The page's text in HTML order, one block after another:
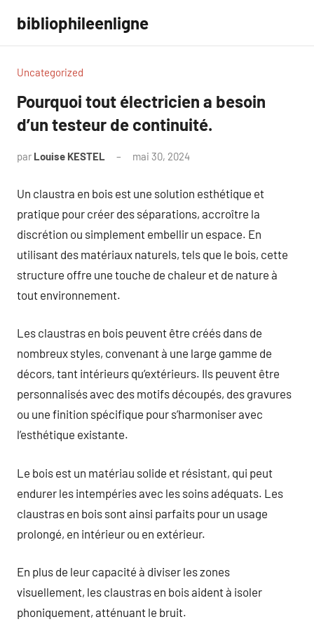
contenu
bibliophileenligne
Uncategorized
Pourquoi tout électricien a besoin
d’un testeur de continuité.
par Louise KESTEL mai 30, 2024
Un claustra en bois est une solution esthétique et
pratique pour créer des séparations, accroître la
discrétion ou simplement embellir un espace. En
utilisant des matériaux naturels, tels que le bois, cette
structure offre une touche de chaleur et de nature à
tout environnement.
Les claustras en bois peuvent être créés dans de
nombreux styles, convenant à une large gamme de
décors, tant intérieurs qu’extérieurs. Ils peuvent être
personnalisés avec des motifs découpés, des gravures
ou une finition spécifique pour s’harmoniser avec
l’esthétique existante.
Le bois est un matériau solide et résistant, qui peut
endurer les intempéries avec les soins adéquats. Les
claustras en bois sont ainsi parfaits pour un usage
prolongé, en intérieur ou en extérieur.
En plus de leur capacité à diviser les zones
visuellement, les claustras en bois aident à isoler
phoniquement, atténuant le bruit.